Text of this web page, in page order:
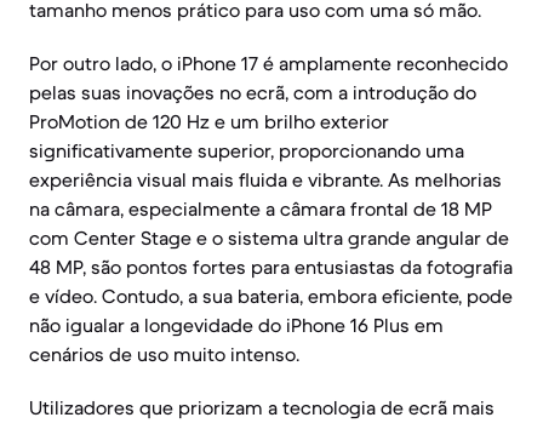
tamanho menos prático para uso com uma só mão.
Por outro lado, o iPhone 17 é amplamente reconhecido
pelas suas inovações no ecrã, com a introdução do
ProMotion de 120 Hz e um brilho exterior
significativamente superior, proporcionando uma
experiência visual mais fluida e vibrante. As melhorias
na câmara, especialmente a câmara frontal de 18 MP
com Center Stage e o sistema ultra grande angular de
48 MP, são pontos fortes para entusiastas da fotografia
e vídeo. Contudo, a sua bateria, embora eficiente, pode
não igualar a longevidade do iPhone 16 Plus em
cenários de uso muito intenso.
Utilizadores que priorizam a tecnologia de ecrã mais